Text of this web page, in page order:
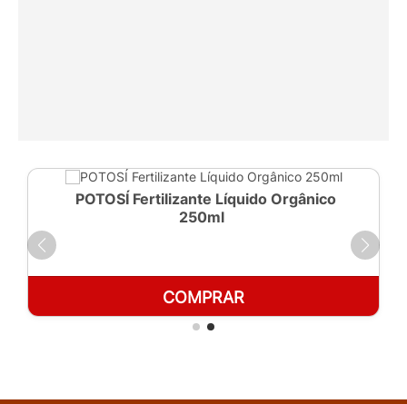
POTOSÍ Fertilizante Líquido Orgânico
250ml
COMPRAR